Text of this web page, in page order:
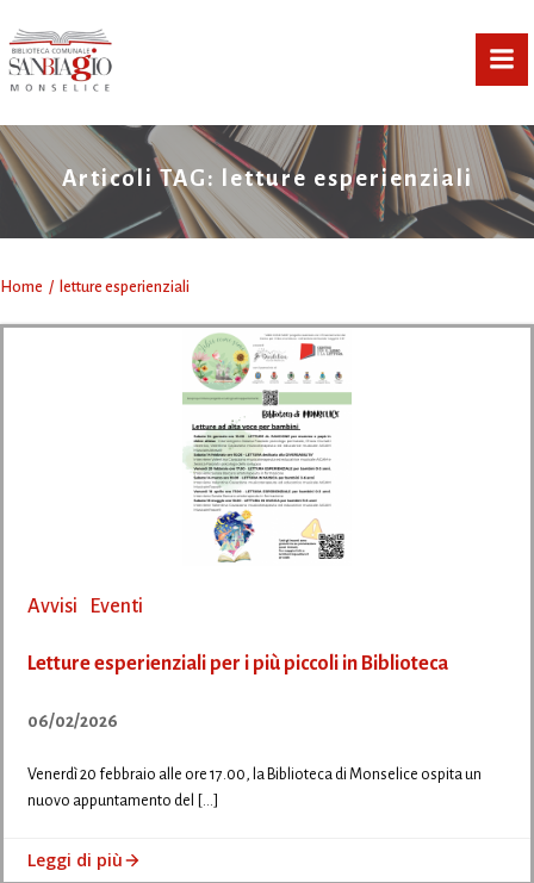
Articoli TAG: letture esperienziali
Home letture esperienziali
Avvisi Eventi
Letture esperienziali per i più piccoli in Biblioteca
06/02/2026
Venerdì 20 febbraio alle ore 17.00, la Biblioteca di Monselice ospita un
nuovo appuntamento del […]
Leggi di più